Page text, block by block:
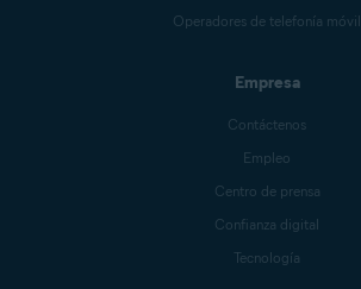
Operadores de telefonía móvil
Empresa
Contáctenos
Empleo
Centro de prensa
Confianza digital
Tecnología